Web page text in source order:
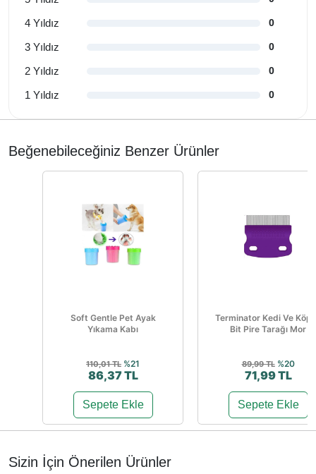
4 Yıldız 0
3 Yıldız 0
2 Yıldız 0
1 Yıldız 0
Beğenebileceğiniz Benzer Ürünler
Soft Gentle Pet Ayak
Yıkama Kabı
110,01 TL %21
86,37 TL
Sepete Ekle
Terminator Kedi Ve
Bit Pire Tarağı Mor
89,99 TL %20
71,99 TL
Sepete Ekle
Sizin İçin Önerilen Ürünler